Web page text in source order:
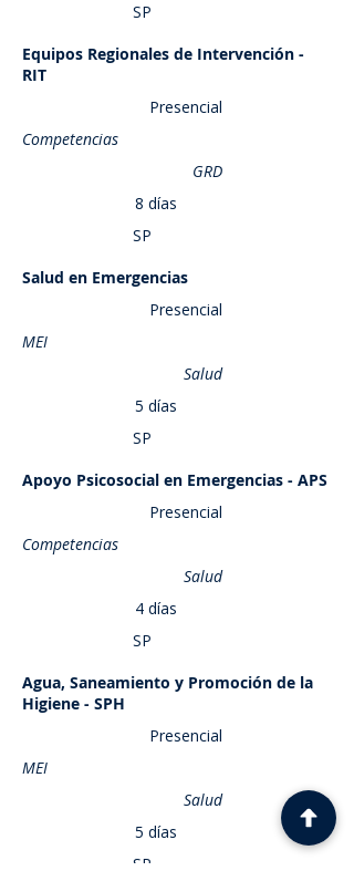
SP
Saber más
Equipos Regionales de Intervención -
RIT
Presencial
Competencias
GRD
8 días
SP
Saber más
Salud en Emergencias
Presencial
MEI
Salud
5 días
SP
Saber más
Apoyo Psicosocial en Emergencias - APS
Presencial
Competencias
Salud
4 días
SP
Saber más
Agua, Saneamiento y Promoción de la
Higiene - SPH
Presencial
MEI
Salud
5 días
SP